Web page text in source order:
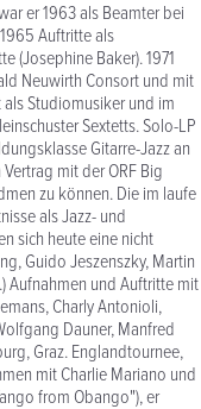
er 1963 als Beamter bei
Auftritte als
(Josephine Baker). 1971
Neuwirth Consort und mit
Studiomusiker und im
Sextetts. Solo-LP
Gitarre-Jazz an
mit der ORF Big
zu können. Die im laufe
als Jazz- und
sich heute eine nicht
Guido Jeszenszky, Martin
Aufnahmen und Auftritte mit
Charly Antonioli,
Dauner, Manfred
Graz. Englandtournee,
mit Charlie Mariano und
from Obango"), er